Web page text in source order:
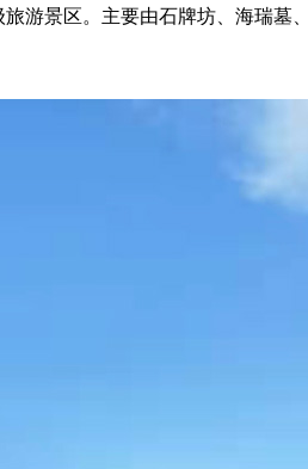
景区。主要由石牌坊、海瑞墓